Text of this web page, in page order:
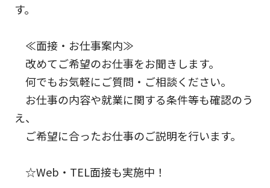
す。
≪面接・お仕事案内≫
改めてご希望のお仕事をお聞きします。
何でもお気軽にご質問・ご相談ください。
お仕事の内容や就業に関する条件等も確認のう
え、
ご希望に合ったお仕事のご説明を行います。
☆Web・TEL面接も実施中！